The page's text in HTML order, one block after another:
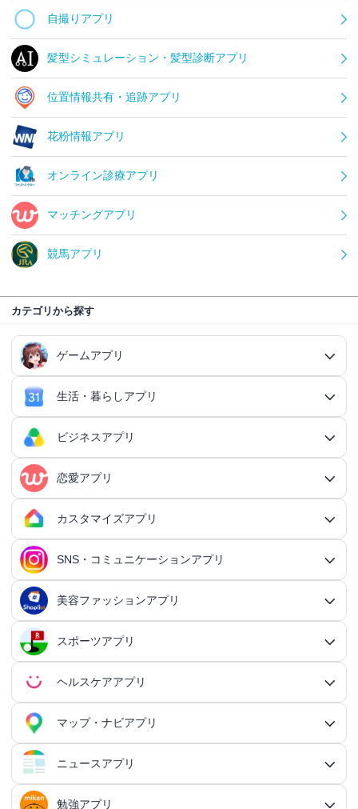
自撮りアプリ
髪型シミュレーション・髪型診断アプリ
位置情報共有・追跡アプリ
花粉情報アプリ
オンライン診療アプリ
マッチングアプリ
競馬アプリ
カテゴリから探す
ゲームアプリ
ゲームアプリ総合
RPGアプリ
RPGアプリ総合
王道RPGアプリ
シミュレーションRPGアプリ
ダンジョンRPGアプリ
MMORPGアプリ
放置系RPGアプリ
美少女RPGアプリ
カードRPGアプリ
クイズRPGアプリ
カジュアルRPGアプリ
アクションゲームアプリ
2Dアクションアプリ
3Dアクションアプリ
アクションRPGアプリ
MOBAアプリ
ステルスゲームアプリ
シミュレーションアプリ総合
育成シミュレーションアプリ
戦略シミュレーションアプリ
箱庭シミュレーションアプリ
恋愛シミュレーションアプリ
メタバース体験シミュレーションゲームアプリ
対戦・協力ゲームアプリ
対戦・協力ゲームアプリ総合
オンライン対戦アプリ
協力・マルチプレイアプリ
シューティングゲームアプリ
FPSアプリ
オンラインシューティングアプリ
縦スクシューティングアプリ
横スクシューティングアプリ
アドベンチャーゲームアプリ
アドベンチャーゲームアプリ総合
ミステリーアドベンチャーアプリ
ホラーアドベンチャーアプリ
サウンドノベルアプリ
サバイバルアドベンチャーアプリ
パズル・脳トレアプリ
パズル・脳トレアプリ総合
パズルゲームアプリ
脱出ゲームアプリ
音楽ゲームアプリ
音楽ゲームアプリ総合
手持ち曲で遊ぶ音ゲーアプリ
オープンワールドアプリ
オープンワールドアプリ総合
3Dサンドボックスアプリ
カジュアルゲームアプリ
育成ゲームアプリ
生活・暮らしアプリ
生活・暮らしアプリ総合
ファイナンスアプリ
ふるさと納税アプリ
貯金アプリ
スマホ決済アプリ
クレジットカードアプリ
投資アプリ
ギャンブルの管理アプリ
日記アプリ
SNS感覚の日記アプリ
交換日記アプリ
写真カレンダーアプリ
シンプルな日記アプリ
終活アプリ
行動記録アプリ
行動記録アプリ総合
習慣化アプリ
ポイ活アプリ
ポイ活アプリ総合
レシートポイ活アプリ
歩いてお金を稼ぐアプリ
アンケートアプリ
登録でお金がもらえるアプリ
動画を見るだけで稼ぐアプリ
スケジューラ・時計アプリ
リマインダーアプリ
時計アプリ
タイマーアプリ
ライフログアプリ
持ち物管理アプリ
生理周期アプリ
体重管理アプリ
家事アプリ総合
掃除アプリ
育児アプリ
育児アプリ総合
防犯アプリ
防犯アプリ総合
防災アプリ
ビジネスアプリ
ビジネスアプリ総合
タスク管理アプリ
タスク管理アプリ総合
個人タスク管理アプリ
タスク共有アプリ
プロジェクト管理アプリ
QRコードアプリ
QRコード読み取りアプリ
QRコード作成アプリ
janコード検索アプリ
OCRアプリ
OCRアプリ総合
翻訳カメラアプリ
議事録アプリ
議事録アプリ総合
文字起こしアプリ
高音質ボイスレコーダーアプリ
顧客管理アプリ
ファイル管理アプリ
ファイル管理アプリ総合
クラウド保存・共有アプリ
名刺管理アプリ総合
会計アプリ
会計アプリ総合
恋愛アプリ
恋愛アプリ総合
マッチングアプリ
マッチングアプリ総合
20代向けマッチングアプリ
30代向けマッチングアプリ
40代向けマッチングアプリ
60代・シニア向けマッチングアプリ
出会いアプリ
カップルアプリ
カップルアプリ総合
記念日アプリ
デートスポットアプリ
恋愛診断アプリ
恋愛情報・モテる方法アプリ
恋愛相談アプリ
女性の悩み解決アプリ
カスタマイズアプリ
カスタマイズアプリ総合
IFTTTアプリ
オートクリッカーアプリ
ネットワークアプリ
Wi-Fiアプリ
スピードテストアプリ
VPNアプリ
スマホ最適化アプリ総合
メモリの確認／解放アプリ
パスワード管理アプリ
セキュリティ対策アプリ
VPNアプリ
キーボードアプリ
画面の設定アプリ
SNS・コミュニケーションアプリ
SNS・コミュニケーションアプリ総合
SNSアプリ
X（Twitter）アプリ
LINEアプリ
マストドンアプリ
メールアプリ
多機能メーラーアプリ
フリーメールアプリ
チャットアプリ
チャットアプリ総合
お絵描きチャットアプリ
電話アプリ
電話アプリ総合
掲示板アプリ
美容ファッションアプリ
美容ファッションアプリ総合
ヘア・メイク・ネイルアプリ
髪型アプリ
メイク・スキンケアアプリ
ファッションアプリ
似合うメガネ診断アプリ
ボディケア・エステアプリ
女性向けダイエットアプリ
スポーツアプリ
スポーツアプリ総合
陸上競技アプリ
陸上競技アプリ総合
ウォーキングアプリ
テニスアプリ
ライトアプリ
ヘルスケアアプリ
ヘルスケアアプリ総合
健康管理アプリ
健康管理アプリ総合
妊娠・出産アプリ
マップ・ナビアプリ
マップ・ナビアプリ総合
ドライブアプリ
ニュースアプリ
勉強アプリ